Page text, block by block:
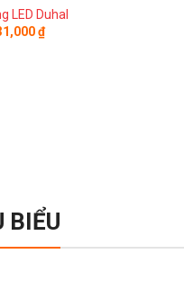
LED Duhal
₫
BIỂU